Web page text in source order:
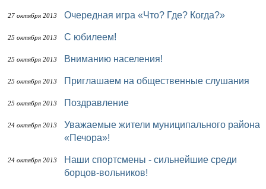
27 октября 2013 Очередная игра «Что? Где? Когда?»
25 октября 2013 С юбилеем!
25 октября 2013 Вниманию населения!
25 октября 2013 Приглашаем на общественные слушания
25 октября 2013 Поздравление
24 октября 2013
Уважаемые жители муниципального района
«Печора»!
24 октября 2013
Наши спортсмены - сильнейшие среди
борцов-вольников!